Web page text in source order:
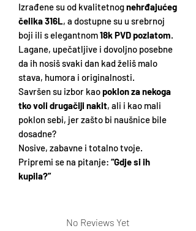
Izrađene su od kvalitetnognehrđajućeg
čelika 316L, a dostupne su u srebrnoj
boji ili s elegantnom18k PVD pozlatom.
Lagane, upečatljive i dovoljno posebne
da ih nosiš svaki dan kad želiš malo
stava, humora i originalnosti.
Savršen su izbor kaopoklon za nekoga
tko voli drugačiji nakit, ali i kao mali
poklon sebi, jer zašto bi naušnice bile
dosadne?
Nosive, zabavne i totalno tvoje.
Pripremi se na pitanje: “Gdje si ih
kupila?”
No Reviews Yet